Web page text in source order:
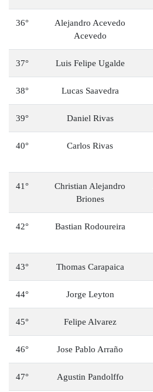
36°
Alejandro Acevedo
Acevedo
37° Luis Felipe Ugalde
38° Lucas Saavedra
39° Daniel Rivas
40° Carlos Rivas
41°
Christian Alejandro
Briones
42° Bastian Rodoureira
43° Thomas Carapaica
44° Jorge Leyton
45° Felipe Alvarez
46° Jose Pablo Arraño
47° Agustin Pandolffo